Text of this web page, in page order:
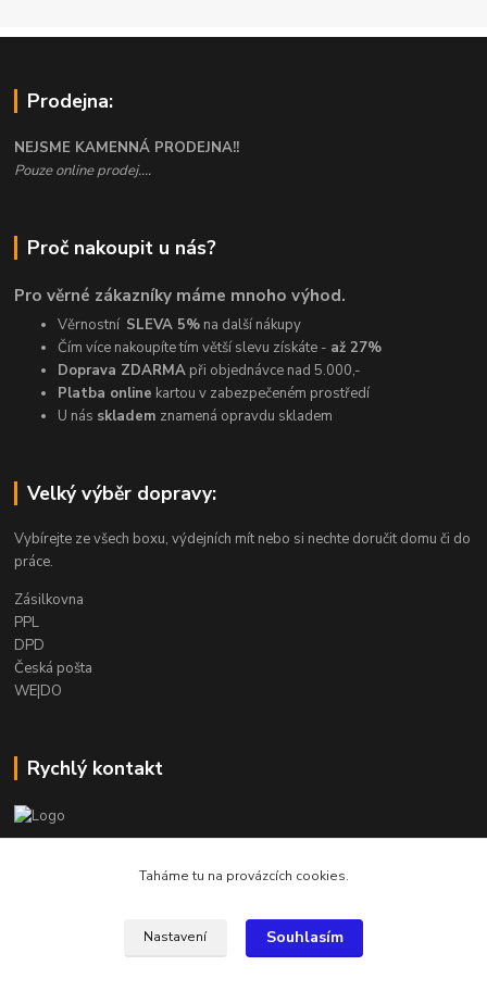
Prodejna:
NEJSME KAMENNÁ PRODEJNA!!
Pouze online prodej....
Proč nakoupit u nás?
Pro věrné zákazníky máme mnoho výhod.
Věrnostní SLEVA 5% na další nákupy
Čím více nakoupíte tím větší slevu získáte - až 27%
Doprava ZDARMA při objednávce nad 5.000,-
Platba online kartou v zabezpečeném prostředí
U nás skladem znamená opravdu skladem
Velký výběr dopravy:
Vybírejte ze všech boxu, výdejních mít nebo si nechte doručit domu či do
práce.
Zásilkovna
PPL
DPD
Česká pošta
WE|DO
Rychlý kontakt
info@armygalanterie.czTaháme tu na provázcích cookies.
Nastavení Souhlasím